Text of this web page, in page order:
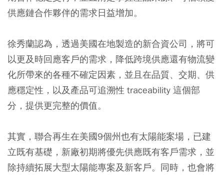
供應鏈合作夥伴的需求日益增加。
徐秀蘭認為，透過美國在地製造的新合資公司，將可
以更及時回應客戶的需求，降低跨境供應還有物流變
化所帶來的各種不確定因素，並且在品質、交期、供
應穩定性，以及產品可追溯性 traceability 這個部
分，提供更完整的價值。
其實，聯合再生在美國9個州也有太陽能案場，已建
立既有基礎，新廠初期將優先供應既有客戶需求，並
除持續拓展大型太陽能專案及新客戶。同時，也會將